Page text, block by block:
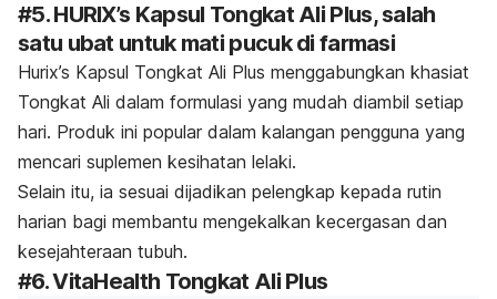
#5.HURIX’s Kapsul Tongkat Ali Plus, salah
satu ubat untuk mati pucuk di farmasi
Hurix’s Kapsul Tongkat Ali Plus menggabungkan khasiat
Tongkat Ali dalam formulasi yang mudah diambil setiap
hari. Produk ini popular dalam kalangan pengguna yang
mencari suplemen kesihatan lelaki.
Selain itu, ia sesuai dijadikan pelengkap kepada rutin
harian bagi membantu mengekalkan kecergasan dan
kesejahteraan tubuh.
#6.VitaHealth Tongkat Ali Plus